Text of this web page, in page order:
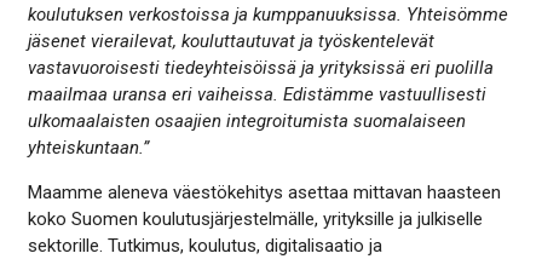
koulutuksen verkostoissa ja kumppanuuksissa. Yhteisömme
jäsenet vierailevat, kouluttautuvat ja työskentelevät
vastavuoroisesti tiedeyhteisöissä ja yrityksissä eri puolilla
maailmaa uransa eri vaiheissa. Edistämme vastuullisesti
ulkomaalaisten osaajien integroitumista suomalaiseen
yhteiskuntaan.”
Maamme aleneva väestökehitys asettaa mittavan haasteen
koko Suomen koulutusjärjestelmälle, yrityksille ja julkiselle
sektorille. Tutkimus, koulutus, digitalisaatio ja